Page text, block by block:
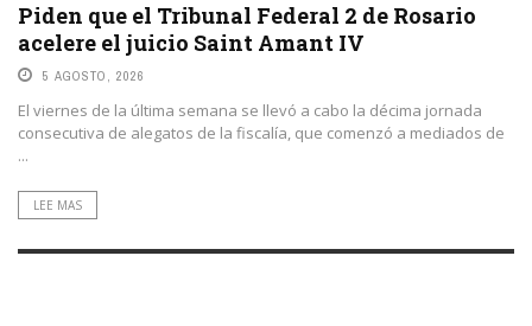
Piden que el Tribunal Federal 2 de Rosario
acelere el juicio Saint Amant IV
5 AGOSTO, 2026
El viernes de la última semana se llevó a cabo la décima jornada
consecutiva de alegatos de la fiscalía, que comenzó a mediados de
...
LEE MAS